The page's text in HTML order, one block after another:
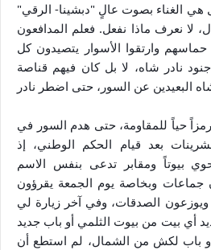
الغناء بصوت عالٍ "دبشينا- الرقي"
لا نعرف ماذا نفعل. فعلم المدافعون
حماسهم وارتقوا الأسوار يتصيدون كل
نادر شاه، لا بل كان فيهم قناصة
البعيدين عن السور، حتى اضطر نادر
حياً للمقاومة، حتى هدم السور في
بعد قيام الحكم الوطني، إذ
بيوتاً ومقابر تدعى بنفس الاسم
جماعات وبخاصة يوم الجمعة يقرؤون
ويوزعون الصدقات، وفي آخر زيارة لي
أي بيت من بيوت الثلمي أو باب جديد
باب لكش من الشمال، لم استطع أن